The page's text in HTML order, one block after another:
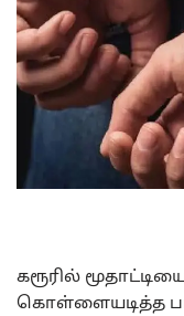
கரூரில்
கொள்ளையடித்த